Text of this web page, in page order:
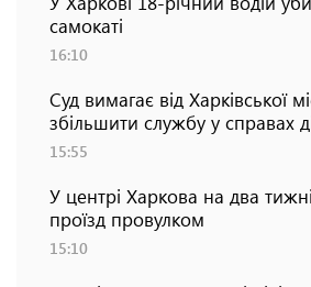
самокаті
16:10
Суд вимагає від Харківської
збільшити службу у справах
15:55
У центрі Харкова на два
проїзд провулком
15:10